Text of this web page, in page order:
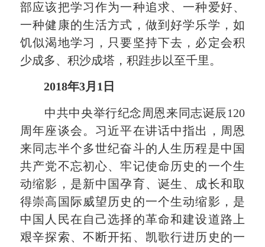
部应该把学习作为一种追求、一种爱好、
一种健康的生活方式，做到好学乐学，如
饥似渴地学习，只要坚持下去，必定会积
少成多、积沙成塔，积跬步以至千里。
2018年3月1日
中共中央举行纪念周恩来同志诞辰120
周年座谈会。习近平在讲话中指出，周恩
来同志半个多世纪奋斗的人生历程是中国
共产党不忘初心、牢记使命历史的一个生
动缩影，是新中国孕育、诞生、成长和取
得崇高国际威望历史的一个生动缩影，是
中国人民在自己选择的革命和建设道路上
艰辛探索、不断开拓、凯歌行进历史的一